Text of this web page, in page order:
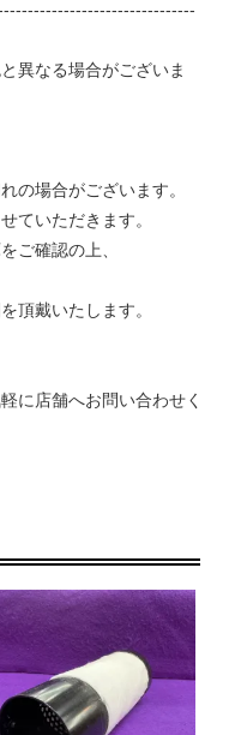
異なる場合がございま
の場合がございます。
ていただきます。
ご確認の上、
頂戴いたします。
に店舗へお問い合わせく